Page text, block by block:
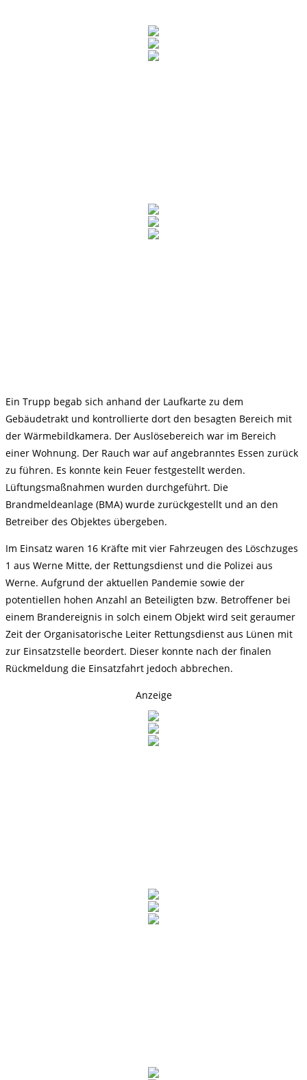
Ein Trupp begab sich anhand der Laufkarte zu dem
Gebäudetrakt und kontrollierte dort den besagten Bereich mit
der Wärmebildkamera. Der Auslösebereich war im Bereich
einer Wohnung. Der Rauch war auf angebranntes Essen zurück
zu führen. Es konnte kein Feuer festgestellt werden.
Lüftungsmaßnahmen wurden durchgeführt. Die
Brandmeldeanlage (BMA) wurde zurückgestellt und an den
Betreiber des Objektes übergeben.
Im Einsatz waren 16 Kräfte mit vier Fahrzeugen des Löschzuges
1 aus Werne Mitte, der Rettungsdienst und die Polizei aus
Werne. Aufgrund der aktuellen Pandemie sowie der
potentiellen hohen Anzahl an Beteiligten bzw. Betroffener bei
einem Brandereignis in solch einem Objekt wird seit geraumer
Zeit der Organisatorische Leiter Rettungsdienst aus Lünen mit
zur Einsatzstelle beordert. Dieser konnte nach der finalen
Rückmeldung die Einsatzfahrt jedoch abbrechen.
Anzeige